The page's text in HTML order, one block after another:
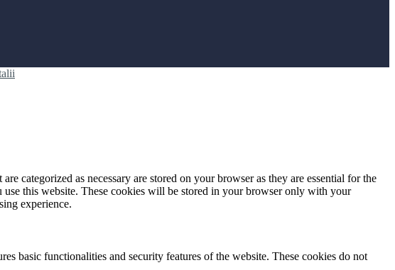
categorized as necessary are stored on your browser as they are essential for the
this website. These cookies will be stored in your browser only with your
experience.
basic functionalities and security features of the website. These cookies do not